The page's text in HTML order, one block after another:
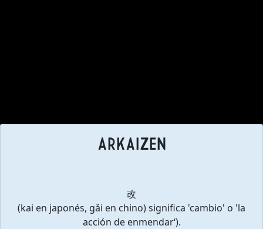
ARKAIZEN
改
(kai en japonés, gǎi en chino) significa 'cambio' o 'la
acción de enmendar‘).